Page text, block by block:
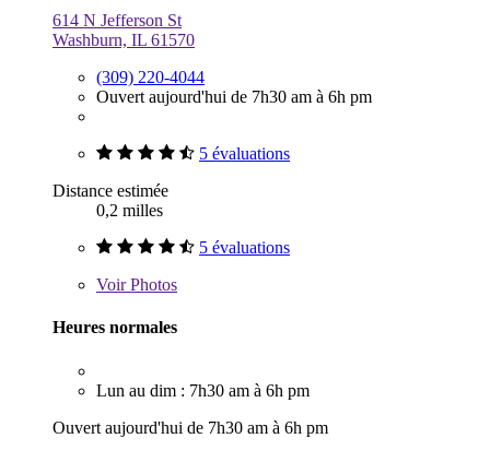
614 N Jefferson St
Washburn, IL 61570
(309) 220-4044
Ouvert aujourd'hui de 7h30 am à 6h pm
5 évaluations
Distance estimée
0,2 milles
5 évaluations
VoirPhotos
Heures normales
Lun au dim : 7h30 am à 6h pm
Ouvert aujourd'hui de 7h30 am à 6h pm